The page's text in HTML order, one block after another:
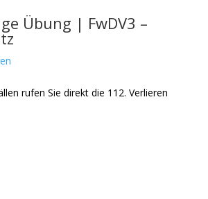
Übung | FwDV3 –
rufen Sie direkt die 112. Verlieren